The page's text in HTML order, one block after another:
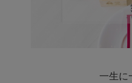
一生に